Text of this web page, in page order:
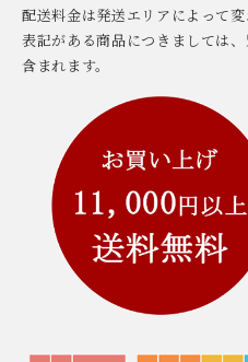
配送料金は発送エリアによって
表記がある商品につきましては
含まれます。